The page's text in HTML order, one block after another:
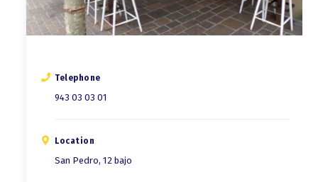
Telephone
943 03 03 01
Location
San Pedro, 12 bajo